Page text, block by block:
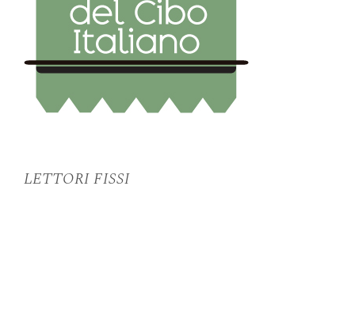
LETTORI FISSI